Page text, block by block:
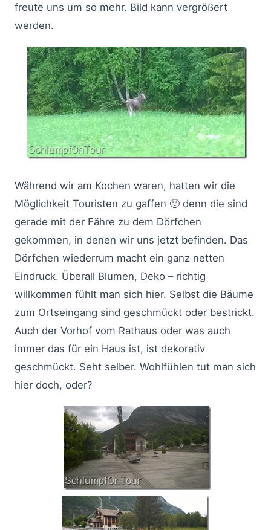
freute uns um so mehr. Bild kann vergrößert
werden.
Während wir am Kochen waren, hatten wir die
Möglichkeit Touristen zu gaffen 🙂 denn die sind
gerade mit der Fähre zu dem Dörfchen
gekommen, in denen wir uns jetzt befinden. Das
Dörfchen wiederrum macht ein ganz netten
Eindruck. Überall Blumen, Deko – richtig
willkommen fühlt man sich hier. Selbst die Bäume
zum Ortseingang sind geschmückt oder bestrickt.
Auch der Vorhof vom Rathaus oder was auch
immer das für ein Haus ist, ist dekorativ
geschmückt. Seht selber. Wohlfühlen tut man sich
hier doch, oder?